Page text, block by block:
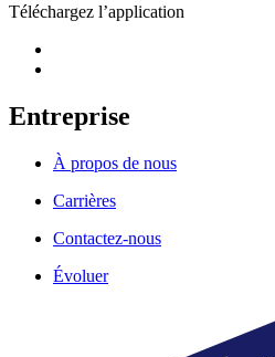
Téléchargez l’application
Entreprise
À propos de nous
Carrières
Contactez-nous
Évoluer